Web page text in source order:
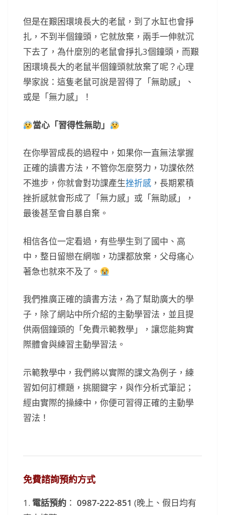
但是在艱困環境長大的老鼠，到了水缸也會掙
扎，不到半個鐘頭，它就放棄，兩手一伸就沉
下去了，為什麼別的老鼠會掙扎3個鐘頭，而艱
困環境長大的老鼠半個鐘頭就放棄了呢？心理
學家說：這隻老鼠可說是習得了「無助感」、
或是「無力感」！
當心「習得性無助」
在你學習成長的過程中，如果你一直無法掌握
正確的讀書方法，不管你怎麼努力，功課依然
不進步，你就會對功課產生挫折感 ，長期累積
挫折感就會形成了「無力感」或「無助感」，
最後甚至會自暴自棄。
相信各位一定看過，有些學生到了國中、高
中，整日留戀在網咖，功課都放棄，父母痛心
著急也就來不及了。
我們推廣正確的讀書方法，為了幫助廣大的學
子，除了網站中所介紹的主動學習法，並且提
供兩個鐘頭的「免費示範教學」，讓您能夠實
際體會與練習主動學習法。
示範教學中，我們將以實際的課文為例子，練
習如何訂標題，挑關鍵字，與作分析式筆記；
經由實際的操練中，你便可習得正確的主動學
習法！
免費諮詢預約方式
1. 電話預約 ： 0987-222-851 (晚上、假日均有